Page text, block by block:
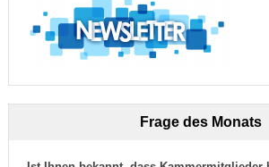
Frage des Monats